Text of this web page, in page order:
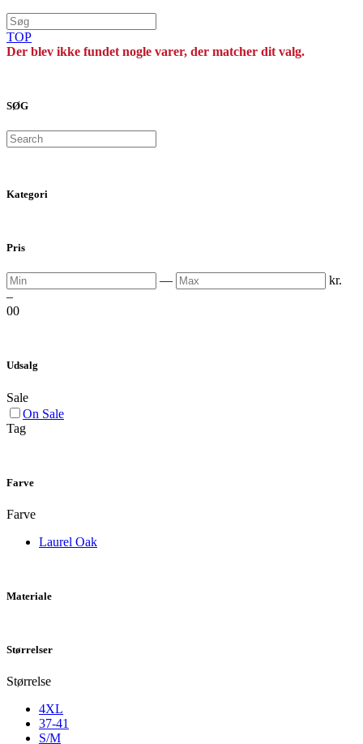
TOP
Der blev ikke fundet nogle varer, der matcher dit valg.
SØG
Search
Kategori
Pris
Min — Max
kr.
–
00
Udsalg
Sale
On Sale
Tag
Farve
Farve
Laurel Oak
Materiale
Størrelser
Størrelse
4XL
37-41
S/M